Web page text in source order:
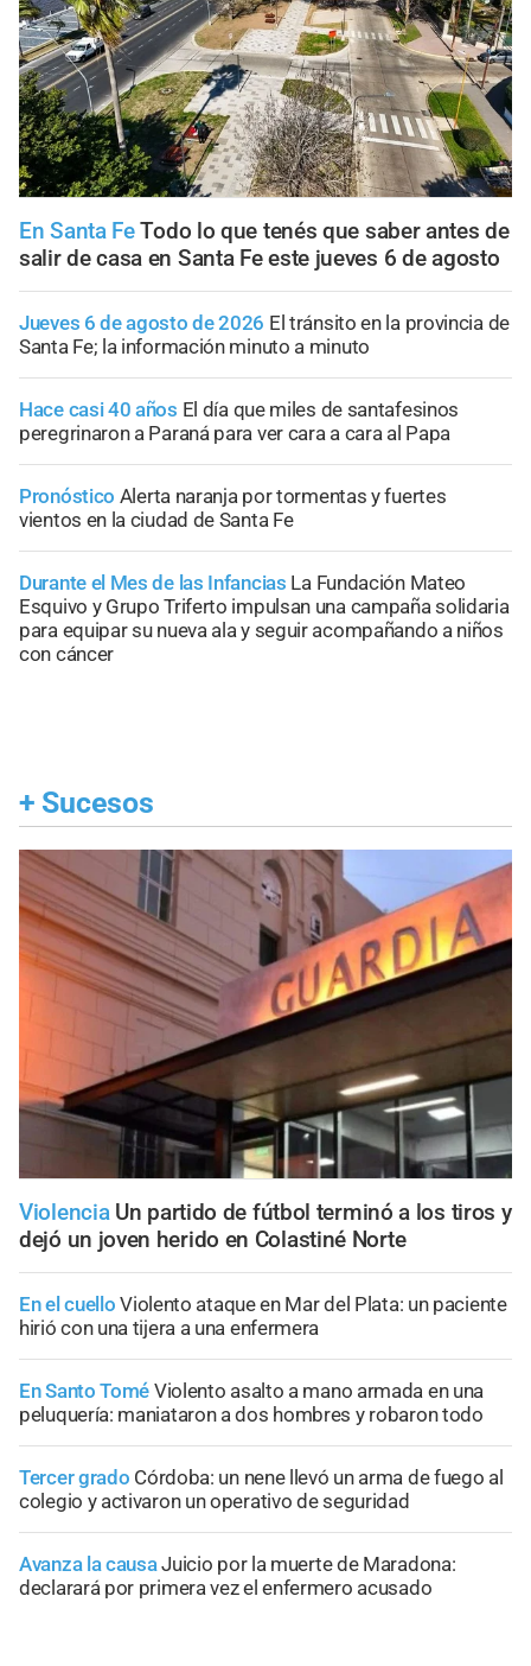
En Santa Fe Todo lo que tenés que saber antes de
salir de casa en Santa Fe este jueves 6 de agosto
Jueves 6 de agosto de 2026 El tránsito en la provincia de
Santa Fe; la información minuto a minuto
Hace casi 40 años El día que miles de santafesinos
peregrinaron a Paraná para ver cara a cara al Papa
Pronóstico Alerta naranja por tormentas y fuertes
vientos en la ciudad de Santa Fe
Durante el Mes de las Infancias La Fundación Mateo
Esquivo y Grupo Triferto impulsan una campaña solidaria
para equipar su nueva ala y seguir acompañando a niños
con cáncer
+ Sucesos
Violencia Un partido de fútbol terminó a los tiros y
dejó un joven herido en Colastiné Norte
En el cuello Violento ataque en Mar del Plata: un paciente
hirió con una tijera a una enfermera
En Santo Tomé Violento asalto a mano armada en una
peluquería: maniataron a dos hombres y robaron todo
Tercer grado Córdoba: un nene llevó un arma de fuego al
colegio y activaron un operativo de seguridad
Avanza la causaJuicio por la muerte de Maradona:
declarará por primera vez el enfermero acusado